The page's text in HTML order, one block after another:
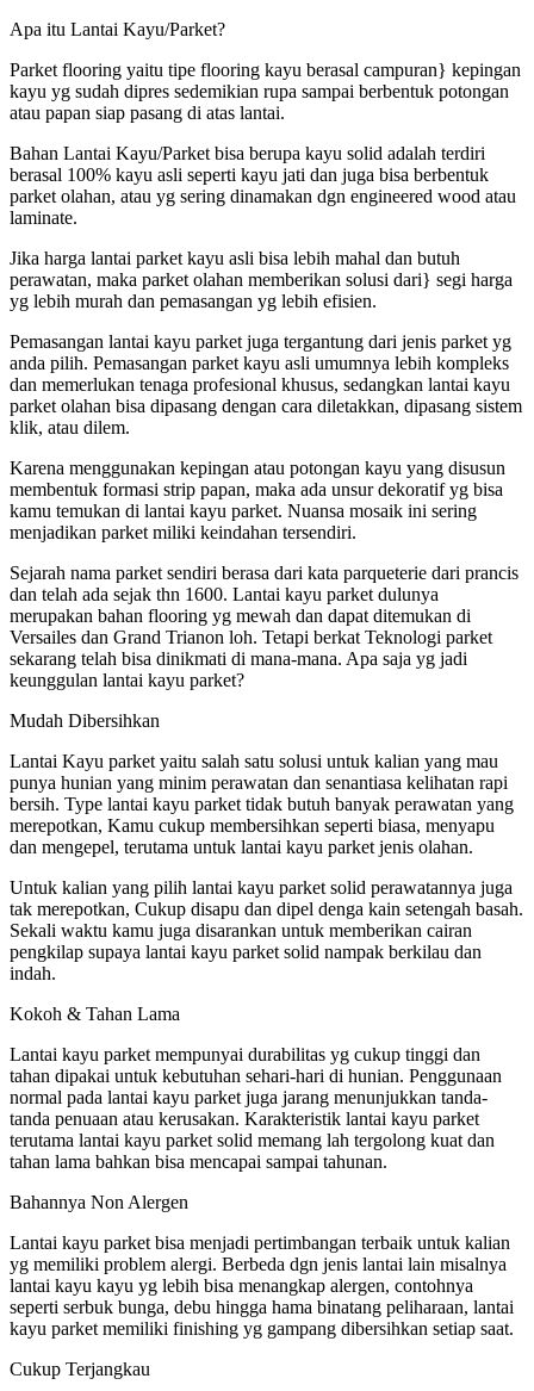
Apa itu Lantai Kayu/Parket?
Parket flooring yaitu tipe flooring kayu berasal campuran} kepingan
kayu yg sudah dipres sedemikian rupa sampai berbentuk potongan
atau papan siap pasang di atas lantai.
Bahan Lantai Kayu/Parket bisa berupa kayu solid adalah terdiri
berasal 100% kayu asli seperti kayu jati dan juga bisa berbentuk
parket olahan, atau yg sering dinamakan dgn engineered wood atau
laminate.
Jika harga lantai parket kayu asli bisa lebih mahal dan butuh
perawatan, maka parket olahan memberikan solusi dari} segi harga
yg lebih murah dan pemasangan yg lebih efisien.
Pemasangan lantai kayu parket juga tergantung dari jenis parket yg
anda pilih. Pemasangan parket kayu asli umumnya lebih kompleks
dan memerlukan tenaga profesional khusus, sedangkan lantai kayu
parket olahan bisa dipasang dengan cara diletakkan, dipasang sistem
klik, atau dilem.
Karena menggunakan kepingan atau potongan kayu yang disusun
membentuk formasi strip papan, maka ada unsur dekoratif yg bisa
kamu temukan di lantai kayu parket. Nuansa mosaik ini sering
menjadikan parket miliki keindahan tersendiri.
Sejarah nama parket sendiri berasa dari kata parqueterie dari prancis
dan telah ada sejak thn 1600. Lantai kayu parket dulunya
merupakan bahan flooring yg mewah dan dapat ditemukan di
Versailes dan Grand Trianon loh. Tetapi berkat Teknologi parket
sekarang telah bisa dinikmati di mana-mana. Apa saja yg jadi
keunggulan lantai kayu parket?
Mudah Dibersihkan
Lantai Kayu parket yaitu salah satu solusi untuk kalian yang mau
punya hunian yang minim perawatan dan senantiasa kelihatan rapi
bersih. Type lantai kayu parket tidak butuh banyak perawatan yang
merepotkan, Kamu cukup membersihkan seperti biasa, menyapu
dan mengepel, terutama untuk lantai kayu parket jenis olahan.
Untuk kalian yang pilih lantai kayu parket solid perawatannya juga
tak merepotkan, Cukup disapu dan dipel denga kain setengah basah.
Sekali waktu kamu juga disarankan untuk memberikan cairan
pengkilap supaya lantai kayu parket solid nampak berkilau dan
indah.
Kokoh & Tahan Lama
Lantai kayu parket mempunyai durabilitas yg cukup tinggi dan
tahan dipakai untuk kebutuhan sehari-hari di hunian. Penggunaan
normal pada lantai kayu parket juga jarang menunjukkan tanda-
tanda penuaan atau kerusakan. Karakteristik lantai kayu parket
terutama lantai kayu parket solid memang lah tergolong kuat dan
tahan lama bahkan bisa mencapai sampai tahunan.
Bahannya Non Alergen
Lantai kayu parket bisa menjadi pertimbangan terbaik untuk kalian
yg memiliki problem alergi. Berbeda dgn jenis lantai lain misalnya
lantai kayu kayu yg lebih bisa menangkap alergen, contohnya
seperti serbuk bunga, debu hingga hama binatang peliharaan, lantai
kayu parket memiliki finishing yg gampang dibersihkan setiap saat.
Cukup Terjangkau